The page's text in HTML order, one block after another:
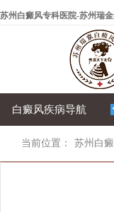
苏州白癜风专科医院-苏州瑞
白癜风疾病导航
当前位置： 苏州白